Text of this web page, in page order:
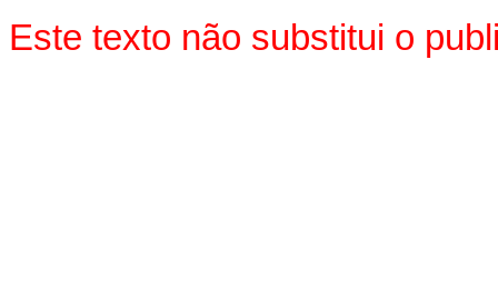
Este texto não substitui o